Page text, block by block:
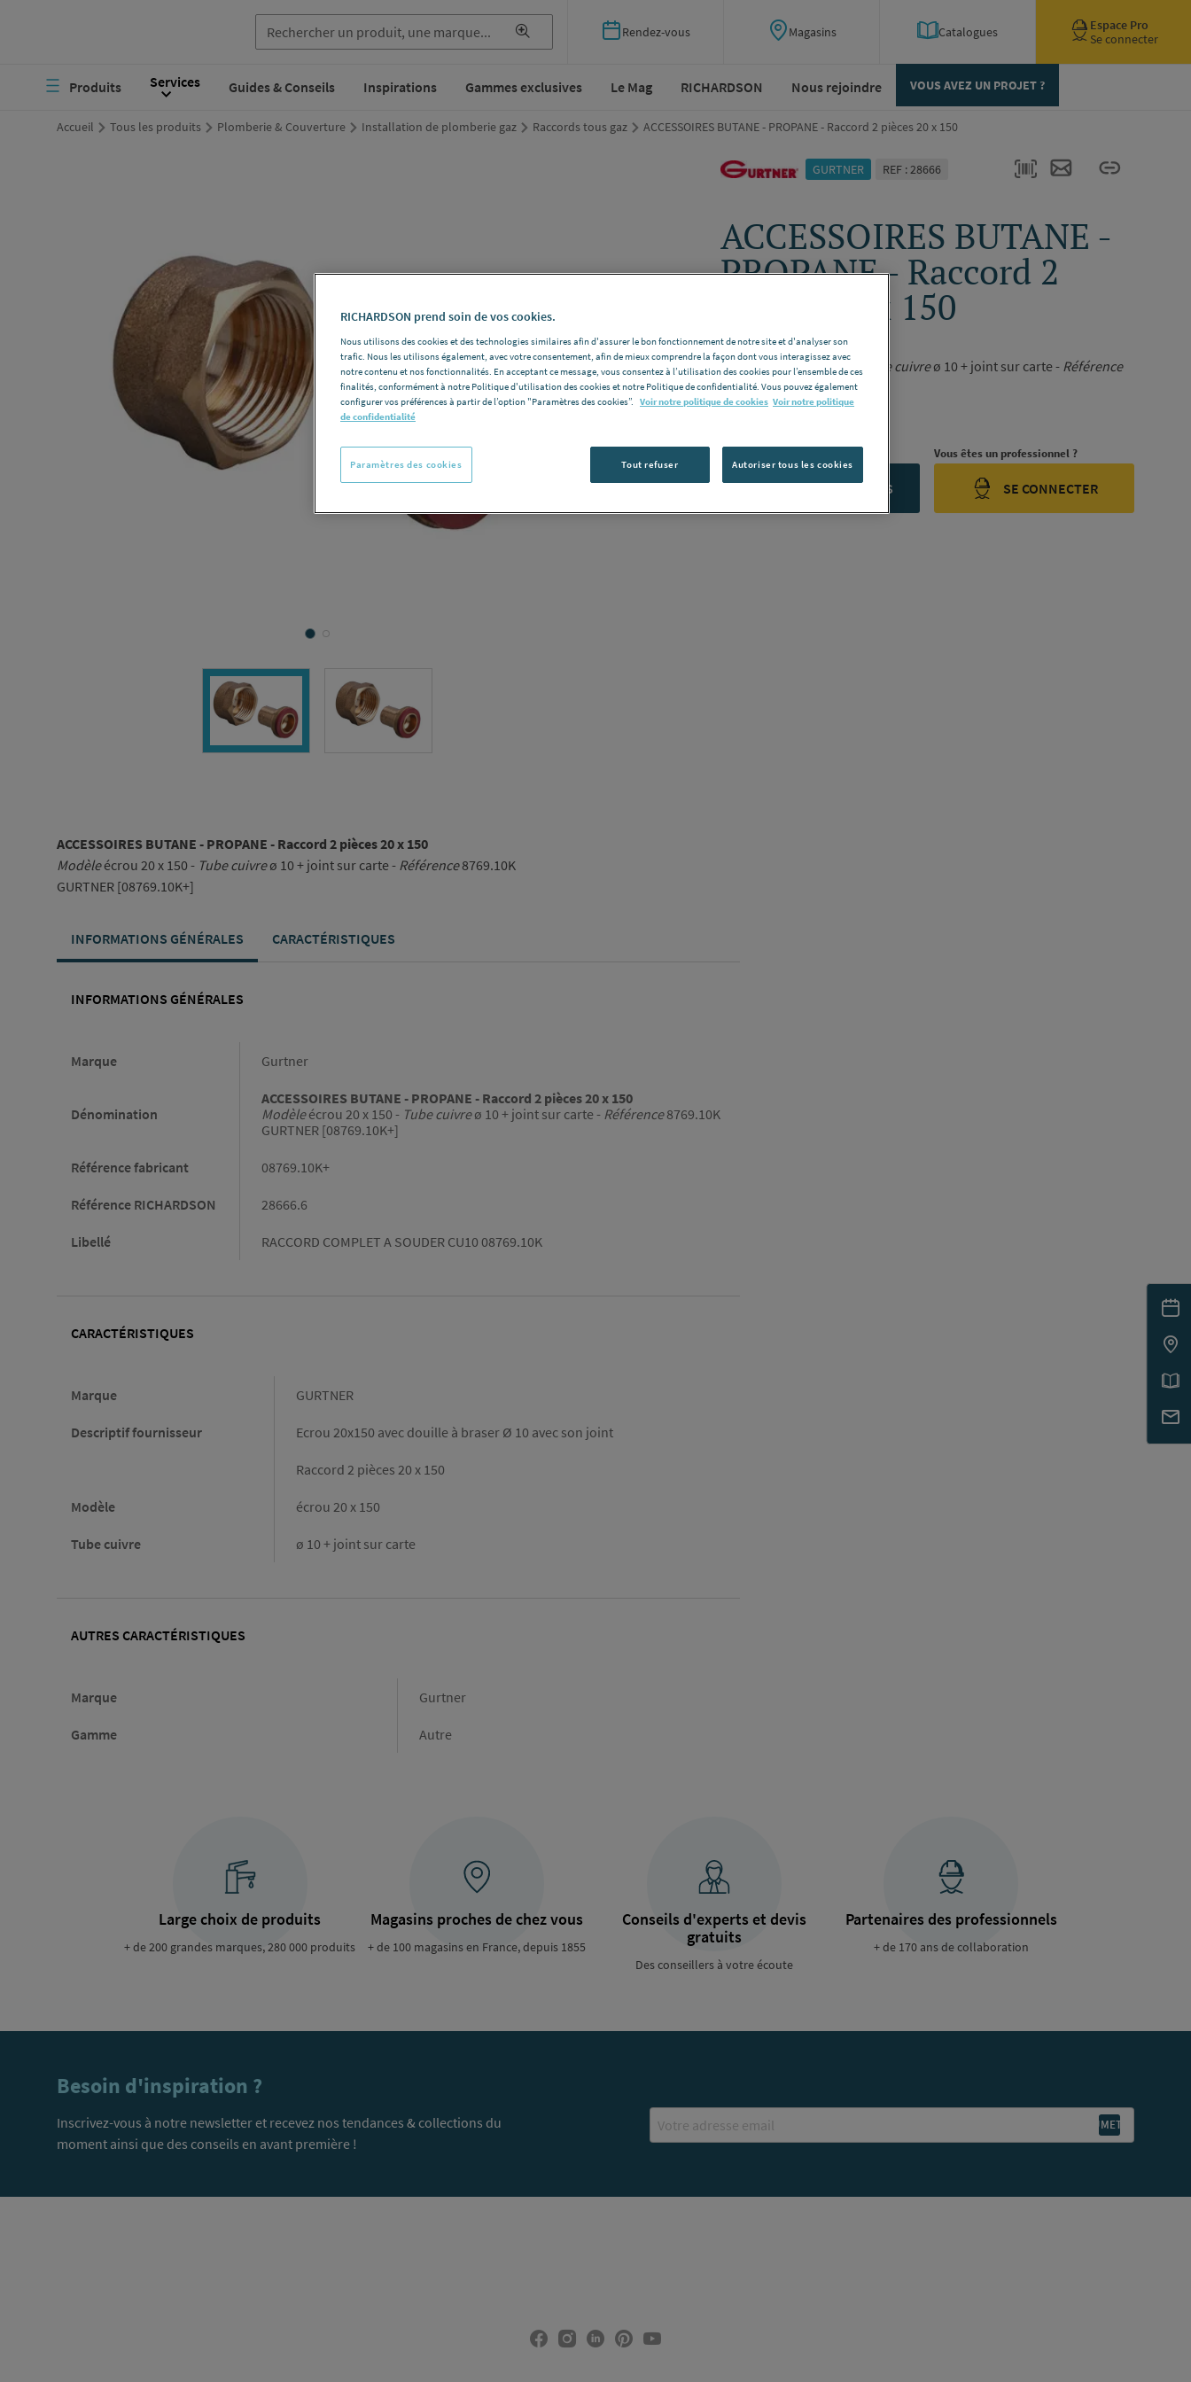
contenu
Rendez-vous Magasins Catalogues
Espace Pro
Se connecter
principaleProduits Services Guides & Conseils Inspirations Gammes exclusives Le Mag RICHARDSON Nous rejoindre VOUS AVEZ UN PROJET ?
Accueil Tous les produits Plomberie & Couverture Installation de plomberie gaz Raccords tous gaz ACCESSOIRES BUTANE - PROPANE - Raccord 2 pièces 20 x 150
GURTNER REF : 28666
ACCESSOIRES BUTANE -
PROPANE - Raccord 2
pièces 20 x 150
GURTNER 08769.10K+
Modèleécrou 20 x 150 -Tube cuivreø 10 + joint sur carte - Référence
8769.10K
CONTACTEZ-NOUS
Vous êtes un professionnel ?
SE CONNECTER
ACCESSOIRES BUTANE - PROPANE - Raccord 2 pièces 20 x 150
Modèleécrou 20 x 150 - Tube cuivreø 10 + joint sur carte - Référence8769.10K
GURTNER [08769.10K+]
INFORMATIONS GÉNÉRALES CARACTÉRISTIQUES
INFORMATIONS GÉNÉRALES
Marque Gurtner
Dénomination
ACCESSOIRES BUTANE - PROPANE - Raccord 2 pièces 20 x 150
Modèleécrou 20 x 150 - Tube cuivreø 10 + joint sur carte - Référence8769.10K
GURTNER [08769.10K+]
Référence fabricant 08769.10K+
Référence RICHARDSON 28666.6
Libellé RACCORD COMPLET A SOUDER CU10 08769.10K
CARACTÉRISTIQUES
Marque GURTNER
Descriptif fournisseur Ecrou 20x150 avec douille à braser Ø 10 avec son joint
Raccord 2 pièces 20 x 150
Modèle écrou 20 x 150
Tube cuivre ø 10 + joint sur carte
AUTRES CARACTÉRISTIQUES
Marque Marque
Gurtner
Gamme Gamme
Autre
Large choix de produits
+ de 200 grandes marques, 280 000 produits
Magasins proches de chez vous
+ de 100 magasins en France, depuis 1855
Conseils d'experts et devis
gratuits
Des conseillers à votre écoute
Partenaires des professionnels
+ de 170 ans de collaboration
Besoin d'inspiration ?
Inscrivez-vous à notre newsletter et recevez nos tendances & collections du
moment ainsi que des conseils en avant première !
RICHARDSON prend soin de vos cookies.
Nous utilisons des cookies et des technologies similaires afin d'assurer le bon fonctionnement de notre site et d'analyser son
trafic. Nous les utilisons également, avec votre consentement, afin de mieux comprendre la façon dont vous interagissez avec
notre contenu et nos fonctionnalités. En acceptant ce message, vous consentez à l’utilisation des cookies pour l’ensemble de ces
finalités, conformément à notre Politique d'utilisation des cookies et notre Politique de confidentialité. Vous pouvez également
configurer vos préférences à partir de l’option "Paramètres des cookies”.
Voir notre politique de cookies Voir notre politique
de confidentialité
Tout refuser Autoriser tous les cookies
Paramètres des cookies